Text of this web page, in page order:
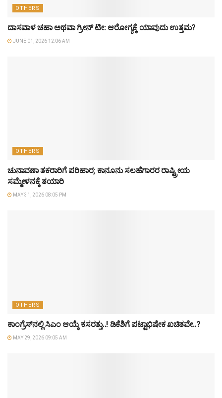
OTHERS
ದಾಸವಾಳ ಚಹಾ ಅಥವಾ ಗ್ರೀನ್ ಟೀ: ಆರೋಗ್ಯಕ್ಕೆ ಯಾವುದು ಉತ್ತಮ?
JUNE 01, 2026 12:06 AM
OTHERS
ಚುನಾವಣಾ ತಕರಾರಿಗೆ ಪರಿಹಾರ; ಕಾನೂನು ಸಲಹೆಗಾರರ ರಾಷ್ಟ್ರೀಯ
ಸಮ್ಮೇಳನಕ್ಕೆ ತಯಾರಿ
MAY 31, 2026 08:05 PM
OTHERS
ಕಾಂಗ್ರೆಸ್‌ನಲ್ಲಿ ಸಿಎಂ ಆಯ್ಕೆ ಕಸರತ್ತು..! ಡಿಕೆಶಿಗೆ ಪಟ್ಟಾಭಿಷೇಕ ಖಚಿತವೇ..?
MAY 29, 2026 09:05 AM